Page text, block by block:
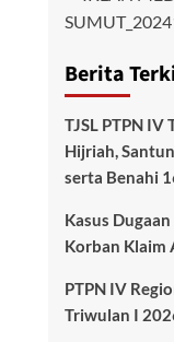
Berita
TJSL PTPN IV
Hijriah,
serta Benahi
Kasus
Korban Klaim
PTPN IV
Triwulan I